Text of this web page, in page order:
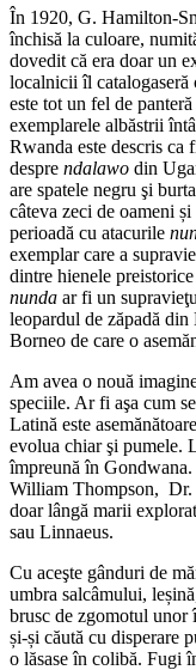
În 1920, G. Hamilton-
închisă la culoare,
dovedit că era doar un
localnicii îl
este tot un fel de
exemplarele albăstrii
Rwanda este descris ca
despre ndalawo din
are spatele negru şi
câteva zeci de oameni
perioadă cu atacurile
exemplar care a
dintre hienele preistorice
nunda ar fi un
leopardul de zăpadă
Borneo de care o
Am avea o nouă
speciile. Ar fi aşa cum
Latină este
evolua chiar şi pumele.
împreună în
William Thompson, Dr.
doar lângă marii
sau Linnaeus.
Cu aceşte gânduri de
umbra salcâmului,
brusc de zgomotul unor
și-și căută cu disperare
o lăsase în colibă. Fugi